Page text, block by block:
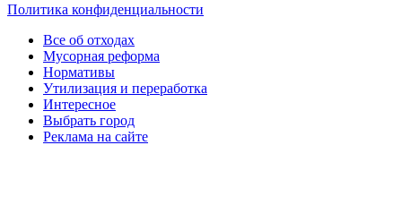
Политика конфиденциальности
Все об отходах
Мусорная реформа
Нормативы
Утилизация и переработка
Интересное
Выбрать город
Реклама на сайте